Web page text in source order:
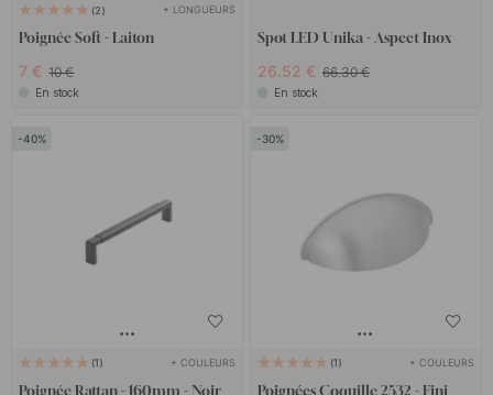
2 + LONGUEURS
Poignée Soft - Laiton
7 € 10 €
En stock
Spot LED Unika - Aspect Inox
26.52 € 66.30 €
En stock
40
1 + COULEURS
Poignée Rattan - 160mm - Noir
30
1 + COULEURS
Poignées Coquille 2532 - Fini